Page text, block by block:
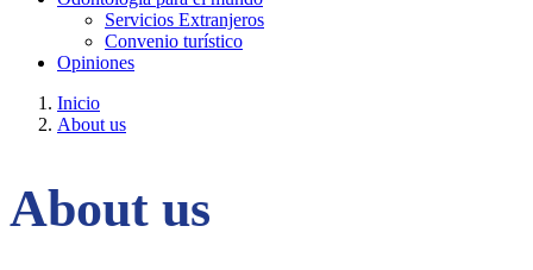
Servicios Extranjeros
Convenio turístico
Opiniones
Inicio
About us
About us